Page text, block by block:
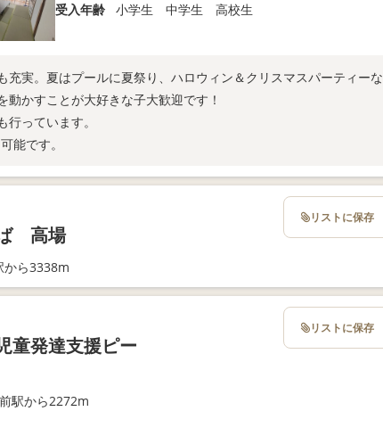
受入年齢
小学生 中学生 高校生
充実。夏はプールに夏祭り、ハロウィン＆クリスマスパーティーな
かすことが大好きな子大歓迎です！
行っています。
能です。
高場
から3338m
リストに保存
童発達支援ピー
駅から2272m
リストに保存